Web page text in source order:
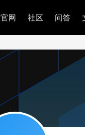
官网 社区 问答